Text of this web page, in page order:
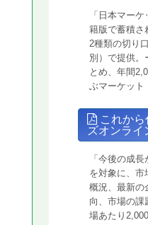
「日本マー
籍版で蓄積さ
2種類の切り
別）で提供。
とめ、年間
ぶマーケット
これから
ズオンライ
「今後の成
を対象に、市
概況、最新の
向、市場の課
場あたり